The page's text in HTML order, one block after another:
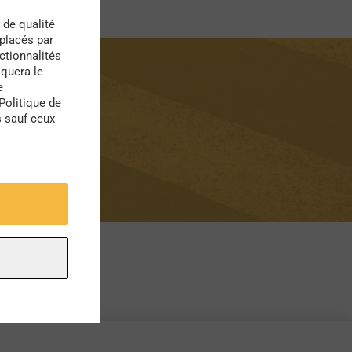
de qualité
par
le
de
sauf ceux